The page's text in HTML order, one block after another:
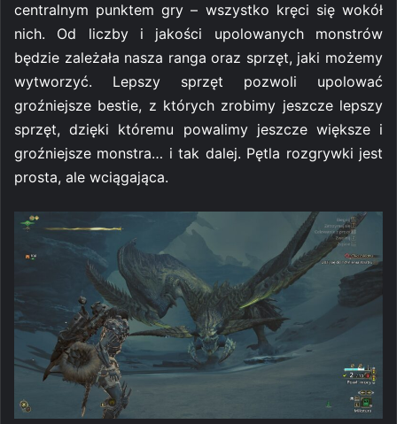
centralnym punktem gry – wszystko kręci się wokół
nich. Od liczby i jakości upolowanych monstrów
będzie zależała nasza ranga oraz sprzęt, jaki możemy
wytworzyć. Lepszy sprzęt pozwoli upolować
groźniejsze bestie, z których zrobimy jeszcze lepszy
sprzęt, dzięki któremu powalimy jeszcze większe i
groźniejsze monstra… i tak dalej. Pętla rozgrywki jest
prosta, ale wciągająca.